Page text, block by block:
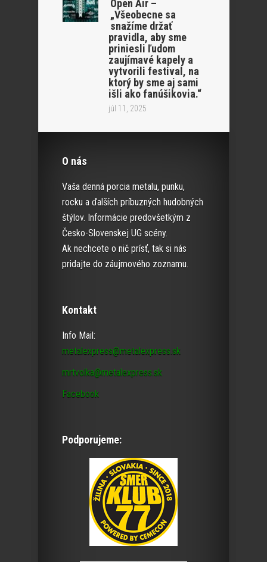
Open Air –
„Všeobecne sa
snažíme držať
pravidla, aby sme
priniesli ľudom
zaujímavé kapely a
vytvorili festival, na
ktorý by sme aj sami
išli ako fanúšikovia.“
júl 11, 2025
O nás
Vaša denná porcia metalu, punku,
rocku a ďalších príbuzných hudobných
štýlov. Informácie predovšetkým z
Česko-Slovenskej UG scény.
Ak nechcete o nič prísť, tak si nás
pridajte do záujmového zoznamu.
Kontakt
Info Mail:
metalexpress@metalexpress.sk
mrtvolka@metalexpress.sk
Facebook
Podporujeme: